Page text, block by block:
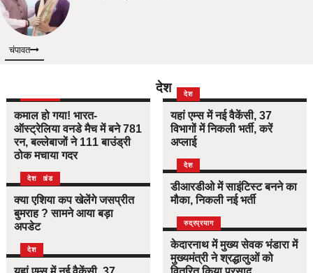
चंपावत
देश
कमाल हो गया! भारत-
ऑस्ट्रेलिया वनडे मैच में बने 781
रन, बल्लेबाजों ने 111 बाउंड्री
ठोक मचाया गदर
उत्तराखंड
देश
क्या एशिया कप खेलेंगे जसप्रीत
बुमराह ? सामने आया बड़ा
अपडेट
देश
देश
यहां एम्स में नई वैकेंसी, 37
विभागों में निकली भर्ती, करें
अप्लाई
देश
डीआरडीओ में साइंटिस्ट बनने का
मौका, निकली नई भर्ती
उत्तराखंड
देश
रुद्रप्रयाग
केदारनाथ में मुख्य सेवक भंडारा में
मुख्यमंत्री ने श्रद्धालुओं को